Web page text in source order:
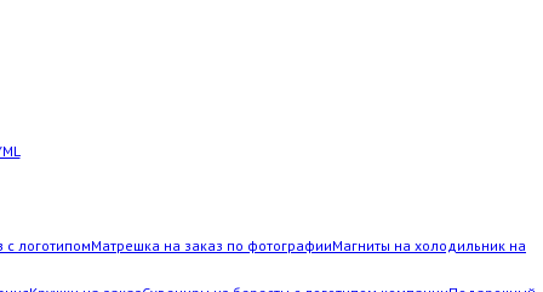
с логотипомМатрешка на заказ по фотографииМагниты на холодильник на